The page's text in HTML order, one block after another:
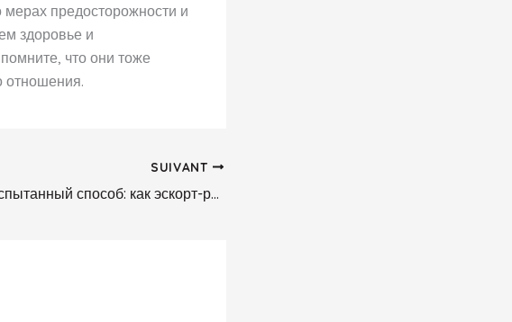
предосторожности и
здоровье и
что они тоже
отношения.
SUIVANT
Испытанный способ: как эскорт-работницы выбирают образы для встреч с клиентами